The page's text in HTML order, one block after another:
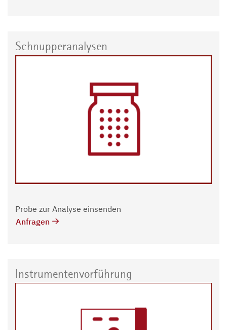
Schnupperanalysen
Probe zur Analyse einsenden
Anfragen
Instrumentenvorführung